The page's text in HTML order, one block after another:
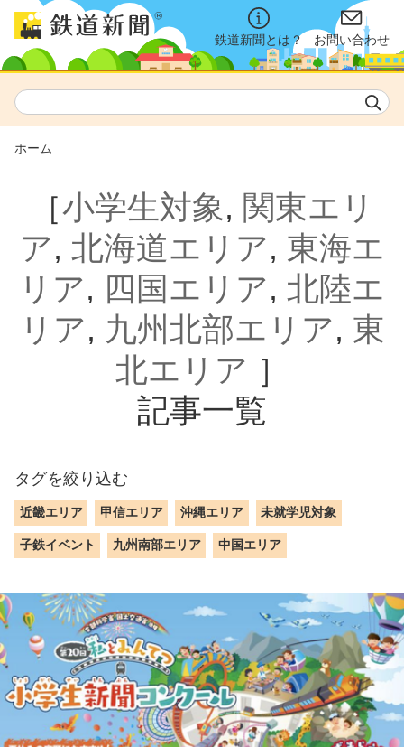
鉄道新聞とは？ お問い合わせ
ホーム
［小学生対象, 関東エリ
ア, 北海道エリア, 東海エ
リア, 四国エリア, 北陸エ
リア, 九州北部エリア, 東
北エリア ］
記事一覧
タグを絞り込む
近畿エリア 甲信エリア 沖縄エリア 未就学児対象
子鉄イベント 九州南部エリア 中国エリア